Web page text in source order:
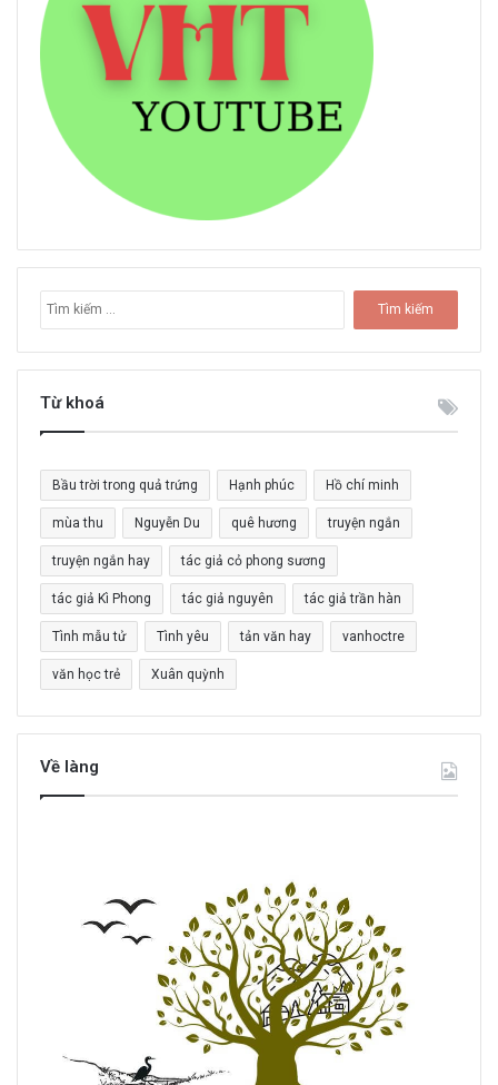
m
k
c
h
o
:
Từ khoá
Bầu trời trong quả trứng Hạnh phúc Hồ chí minh
mùa thu Nguyễn Du quê hương truyện ngắn
truyện ngắn hay tác giả cỏ phong sương
tác giả Kì Phong tác giả nguyên tác giả trần hàn
Tình mẫu tử Tình yêu tản văn hay vanhoctre
văn học trẻ Xuân quỳnh
Về làng